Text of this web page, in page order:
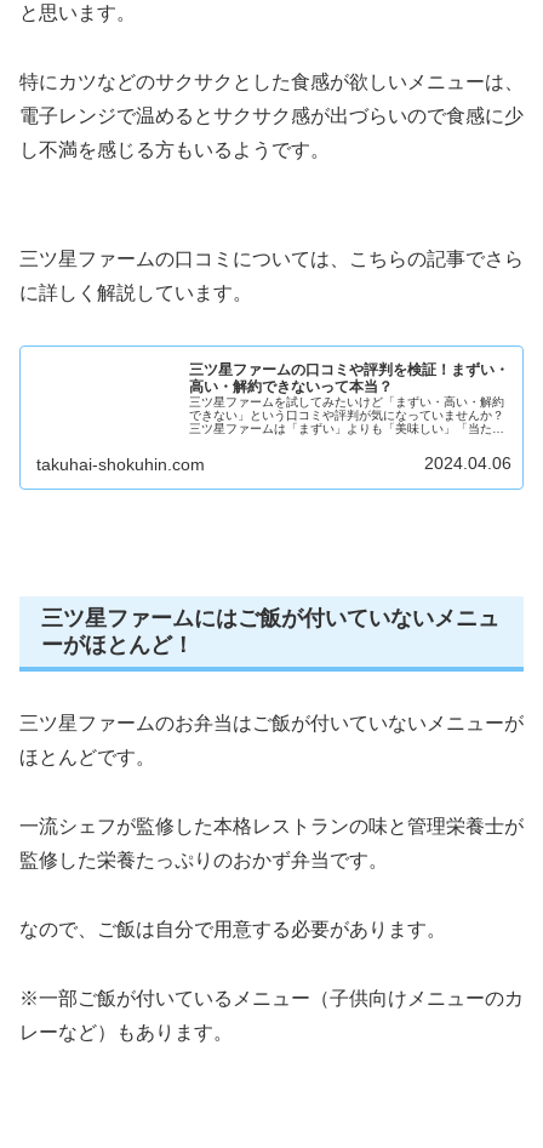
と思います。
特にカツなどのサクサクとした食感が欲しいメニューは、
電子レンジで温めるとサクサク感が出づらいので食感に少
し不満を感じる方もいるようです。
三ツ星ファームの口コミについては、こちらの記事でさら
に詳しく解説しています。
三ツ星ファームの口コミや評判を検証！まずい・
高い・解約できないって本当？
三ツ星ファームを試してみたいけど「まずい・高い・解約
できない」という口コミや評判が気になっていませんか？
三ツ星ファームは「まずい」よりも「美味しい」「当たり
takuhai-shokuhin.com 2024.04.06
三ツ星ファームにはご飯が付いていないメニュ
ーがほとんど！
三ツ星ファームのお弁当はご飯が付いていないメニューが
ほとんどです。
一流シェフが監修した本格レストランの味と管理栄養士が
監修した栄養たっぷりのおかず弁当です。
なので、ご飯は自分で用意する必要があります。
※一部ご飯が付いているメニュー（子供向けメニューのカ
レーなど）もあります。